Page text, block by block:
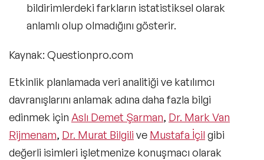
bildirimlerdeki farkların istatistiksel olarak
anlamlı olup olmadığını gösterir.
Kaynak: Questionpro.com
Etkinlik planlamada veri analitiği ve katılımcı
davranışlarını anlamak adına daha fazla bilgi
edinmek için Aslı Demet Şarman, Dr. Mark Van
Rijmenam, Dr. Murat Bilgili ve Mustafa İçil gibi
değerli isimleri işletmenize konuşmacı olarak